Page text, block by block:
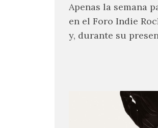
Apenas la semana
en el Foro Indie
y, durante su